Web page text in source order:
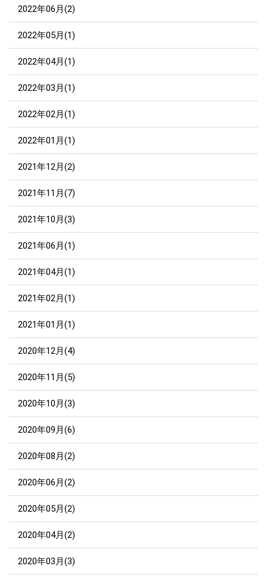
2022年06月(2)
2022年05月(1)
2022年04月(1)
2022年03月(1)
2022年02月(1)
2022年01月(1)
2021年12月(2)
2021年11月(7)
2021年10月(3)
2021年06月(1)
2021年04月(1)
2021年02月(1)
2021年01月(1)
2020年12月(4)
2020年11月(5)
2020年10月(3)
2020年09月(6)
2020年08月(2)
2020年06月(2)
2020年05月(2)
2020年04月(2)
2020年03月(3)